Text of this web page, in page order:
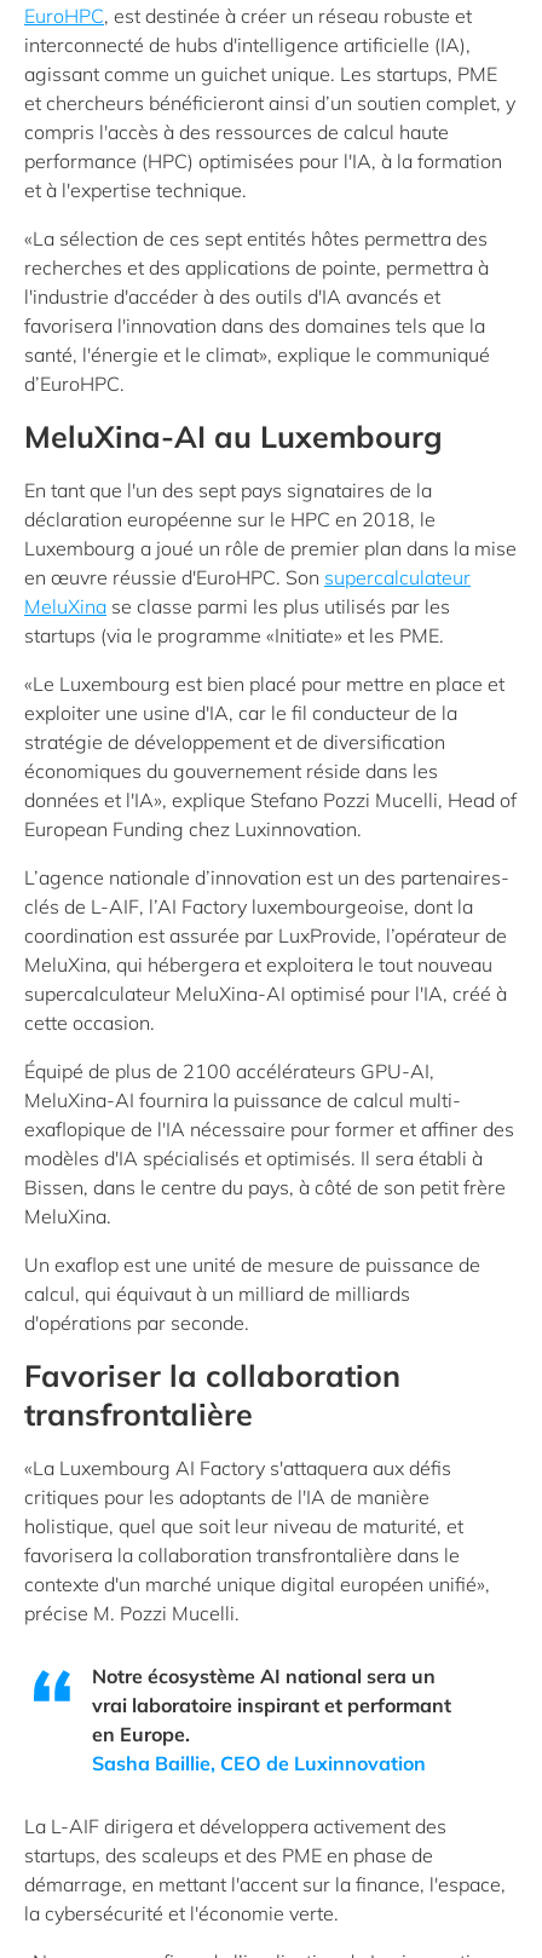
EuroHPC, est destinée à créer un réseau robuste et
interconnecté de hubs d'intelligence artificielle (IA),
agissant comme un guichet unique. Les startups, PME
et chercheurs bénéficieront ainsi d’un soutien complet, y
compris l'accès à des ressources de calcul haute
performance (HPC) optimisées pour l'IA, à la formation
et à l'expertise technique.
«La sélection de ces sept entités hôtes permettra des
recherches et des applications de pointe, permettra à
l'industrie d'accéder à des outils d'IA avancés et
favorisera l'innovation dans des domaines tels que la
santé, l'énergie et le climat», explique le communiqué
d’EuroHPC.
MeluXina-AI au Luxembourg
En tant que l'un des sept pays signataires de la
déclaration européenne sur le HPC en 2018, le
Luxembourg a joué un rôle de premier plan dans la mise
en œuvre réussie d'EuroHPC. Son supercalculateur
MeluXina se classe parmi les plus utilisés par les
startups (via le programme «Initiate» et les PME.
«Le Luxembourg est bien placé pour mettre en place et
exploiter une usine d'IA, car le fil conducteur de la
stratégie de développement et de diversification
économiques du gouvernement réside dans les
données et l'IA», explique Stefano Pozzi Mucelli, Head of
European Funding chez Luxinnovation.
L’agence nationale d’innovation est un des partenaires-
clés de L-AIF, l’AI Factory luxembourgeoise, dont la
coordination est assurée par LuxProvide, l’opérateur de
MeluXina, qui hébergera et exploitera le tout nouveau
supercalculateur MeluXina-AI optimisé pour l'IA, créé à
cette occasion.
Équipé de plus de 2100 accélérateurs GPU-AI,
MeluXina-AI fournira la puissance de calcul multi-
exaflopique de l'IA nécessaire pour former et affiner des
modèles d'IA spécialisés et optimisés. Il sera établi à
Bissen, dans le centre du pays, à côté de son petit frère
MeluXina.
Un exaflop est une unité de mesure de puissance de
calcul, qui équivaut à un milliard de milliards
d'opérations par seconde.
Favoriser la collaboration
transfrontalière
«La Luxembourg AI Factory s'attaquera aux défis
critiques pour les adoptants de l'IA de manière
holistique, quel que soit leur niveau de maturité, et
favorisera la collaboration transfrontalière dans le
contexte d'un marché unique digital européen unifié»,
précise M. Pozzi Mucelli.
Notre écosystème AI national sera un
vrai laboratoire inspirant et performant
en Europe.
Sasha Baillie, CEO de Luxinnovation
La L-AIF dirigera et développera activement des
startups, des scaleups et des PME en phase de
démarrage, en mettant l'accent sur la finance, l'espace,
la cybersécurité et l'économie verte.